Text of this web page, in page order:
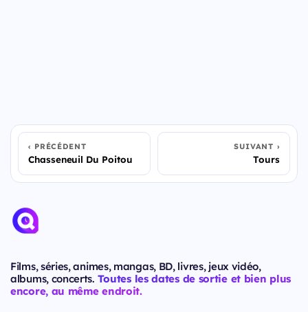
PRÉCÉDENT
Chasseneuil Du Poitou
SUIVANT
Tours
Films, séries, animes, mangas, BD, livres, jeux vidéo,
albums, concerts. Toutes les dates de sortie et bien plus
encore, au même endroit.